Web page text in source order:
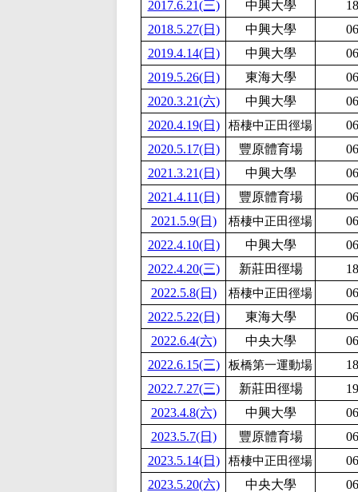
2017.6.21(三)
中興大學
2018.5.27(日)
中興大學
2019.4.14(日)
中興大學
2019.5.26(日)
東海大學
2020.3.21(六)
中興大學
2020.4.19(日)
梧棲中正田徑場
2020.5.17(日)
豐原體育場
2021.3.21(日)
中興大學
2021.4.11(日)
豐原體育場
2021.5.9(日)
梧棲中正田徑場
2022.4.10(日)
中興大學
2022.4.20(三)
新莊田徑場
2022.5.8(日)
梧棲中正田徑場
2022.5.22(日)
東海大學
2022.6.4(六)
中央大學
2022.6.15(三)
板橋第一運動場
2022.7.27(三)
新莊田徑場
2023.4.8(六)
中興大學
2023.5.7(日)
豐原體育場
2023.5.14(日)
梧棲中正田徑場
2023.5.20(六)
中央大學